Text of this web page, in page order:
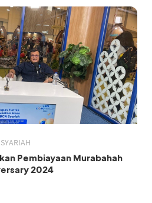
Pembiayaan Murabahah
2024